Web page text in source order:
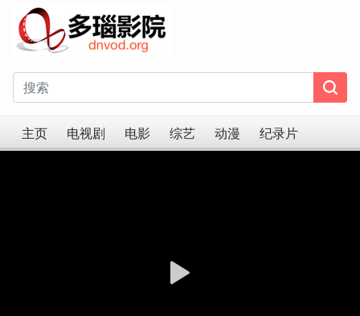
主页 电视剧 电影 综艺 动漫 纪录片